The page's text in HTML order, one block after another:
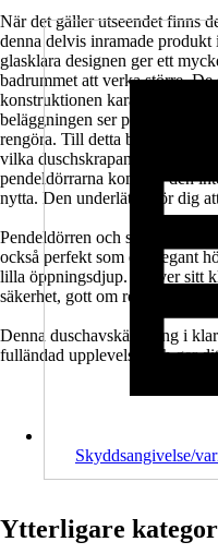
När det gäller utseendet finns
denna delvis inramade
glasklara designen ger ett
badrummet att verka större.
konstruktionen karaktär och
beläggningen ser produkten
rengöra. Till detta bidrar också
vilka duschskrapan elegant
pendeldörrarna kommer den
nytta. Den underlättar för dig
Pendeldörren och sidoväggen
också perfekt som en elegant
lilla öppningsdjup. Utöver sitt
säkerhet, gott om rörelsefrihet
Denna duschavskärmning i
fulländad upplevelse och ger
Skyddsangivelse/
Ytterligare